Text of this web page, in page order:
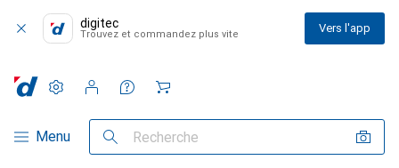
digitec
Trouvez et commandez plus vite Vers l'app
Navigation par catégorie
Menu Recherche
Paramètres
Compte client
Listes de comparaison
Listes d'envies
Panier